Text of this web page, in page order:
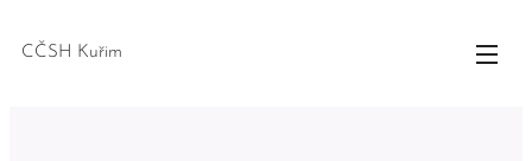
CČSH Kuřim